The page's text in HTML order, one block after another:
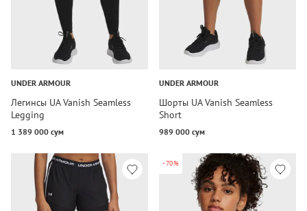
UNDER ARMOUR
Легинсы UA Vanish Seamless
Legging
1 389 000 сум
UNDER ARMOUR
Шорты UA Vanish Seamless
Short
989 000 сум
-70%